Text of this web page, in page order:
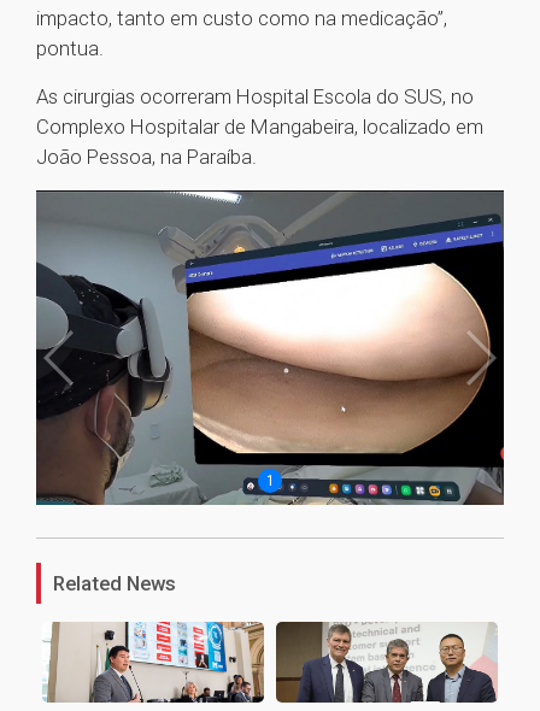
impacto, tanto em custo como na medicação”,
pontua.
As cirurgias ocorreram Hospital Escola do SUS, no
Complexo Hospitalar de Mangabeira, localizado em
João Pessoa, na Paraíba.
1
Related News